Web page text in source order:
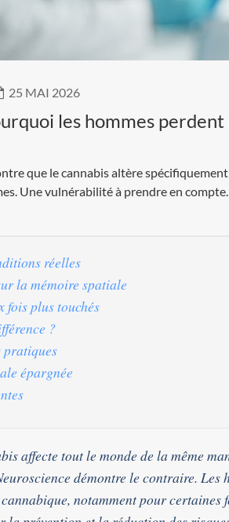
25 MAI 2026
les hommes
que le cannabis altère
Une vulnérabilité à prendre en compte.
réelles
la mémoire spatiale
fois plus touchés
?
épargnée
affecte tout le monde de la même
démontre le contraire. Les
notamment pour certaines